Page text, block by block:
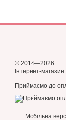
© 2014—2026
Інтернет-
Приймаємо до
Мобільна